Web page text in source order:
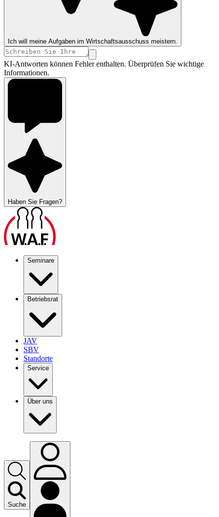
Ich will meine Aufgaben im Wirtschaftsausschuss meistern.
KI-Antworten können Fehler enthalten. Überprüfen Sie wichtige
Informationen.
Haben Sie Fragen?
Seminare
Betriebsrat
JAV
SBV
Standorte
Service
Über uns
Suche